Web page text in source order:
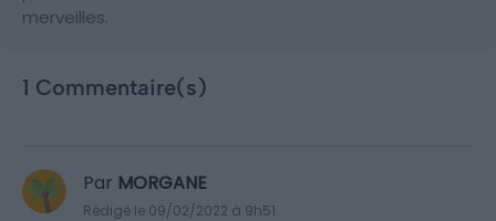
merveilles.
1 Commentaire(s)
Par MORGANE
Rédigé le 09/02/2022 à 9h51